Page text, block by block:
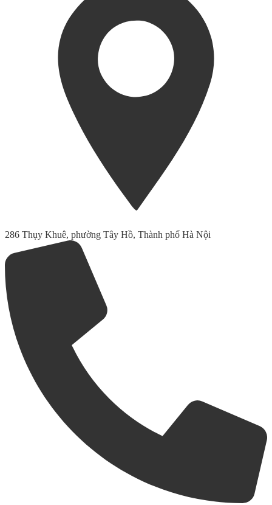
286 Thụy Khuê, phường Tây Hồ, Thành phố Hà Nội